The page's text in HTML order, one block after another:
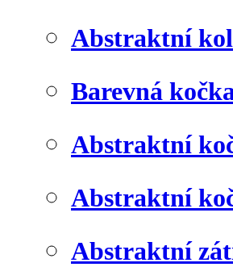
Abstraktní
Barevná
Abstraktní
Abstraktní
Abstraktní